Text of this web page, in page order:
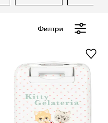
Филтри